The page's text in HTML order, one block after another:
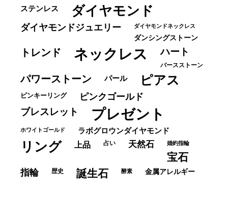
ステンレス ダイヤモンド
ダイヤモンドジュエリー ダイヤモンドネックレス
ダンシングストーン
トレンド ネックレス ハート
バースストーン
パワーストーン パール ピアス
ピンキーリング ピンクゴールド
ブレスレット プレゼント
ホワイトゴールド ラボグロウンダイヤモンド
リング 上品 占い 天然石 婚約指輪
宝石
指輪 歴史 誕生石 酵素 金属アレルギー